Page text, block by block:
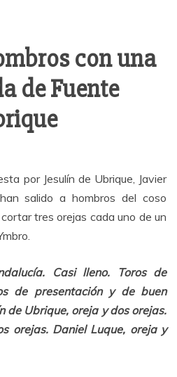
con una
de Fuente
por Jesulín de Ubrique, Javier
salido a hombros del coso
tres orejas cada uno de un
Casi lleno. Toros de
de presentación y de buen
de Ubrique, oreja y dos orejas.
orejas. Daniel Luque, oreja y